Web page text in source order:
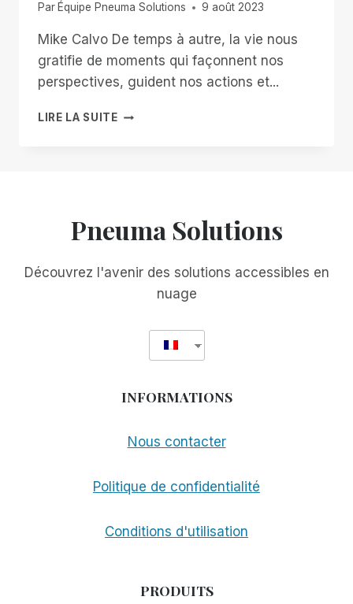
Par Équipe Pneuma Solutions 9 août 2023
Mike Calvo De temps à autre, la vie nous
gratifie de moments qui façonnent nos
perspectives, guident nos actions et...
LIRE LA SUITEQUAND
VIE
RENCONTRE
INOUBLIABLE
SULLIVAN
Pneuma Solutions
Découvrez l'avenir des solutions accessibles en
nuage
INFORMATIONS
Nous contacter
Politique de confidentialité
Conditions d'utilisation
PRODUITS